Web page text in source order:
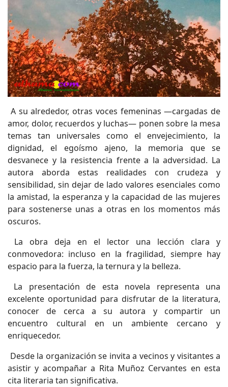
A su alrededor, otras voces femeninas —cargadas de
amor, dolor, recuerdos y luchas— ponen sobre la mesa
temas tan universales como el envejecimiento, la
dignidad, el egoísmo ajeno, la memoria que se
desvanece y la resistencia frente a la adversidad. La
autora aborda estas realidades con crudeza y
sensibilidad, sin dejar de lado valores esenciales como
la amistad, la esperanza y la capacidad de las mujeres
para sostenerse unas a otras en los momentos más
oscuros.
La obra deja en el lector una lección clara y
conmovedora: incluso en la fragilidad, siempre hay
espacio para la fuerza, la ternura y la belleza.
La presentación de esta novela representa una
excelente oportunidad para disfrutar de la literatura,
conocer de cerca a su autora y compartir un
encuentro cultural en un ambiente cercano y
enriquecedor.
Desde la organización se invita a vecinos y visitantes a
asistir y acompañar a Rita Muñoz Cervantes en esta
cita literaria tan significativa.